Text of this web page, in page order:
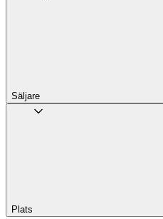
Säljare
Plats